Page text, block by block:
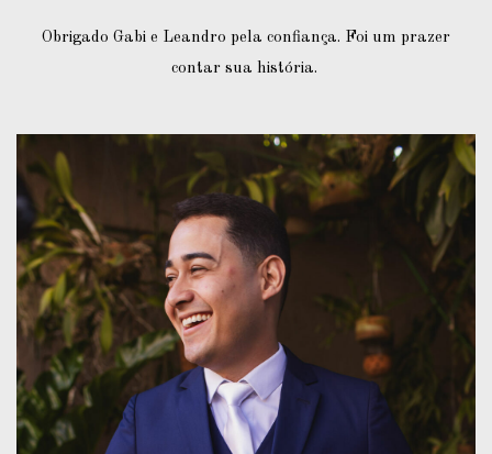
Obrigado Gabi e Leandro pela confiança. Foi um prazer
contar sua história.